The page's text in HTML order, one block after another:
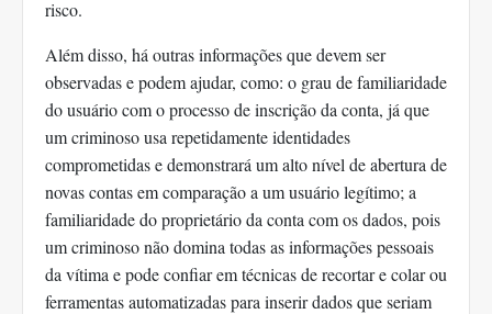
risco.
Além disso, há outras informações que devem ser
observadas e podem ajudar, como: o grau de familiaridade
do usuário com o processo de inscrição da conta, já que
um criminoso usa repetidamente identidades
comprometidas e demonstrará um alto nível de abertura de
novas contas em comparação a um usuário legítimo; a
familiaridade do proprietário da conta com os dados, pois
um criminoso não domina todas as informações pessoais
da vítima e pode confiar em técnicas de recortar e colar ou
ferramentas automatizadas para inserir dados que seriam